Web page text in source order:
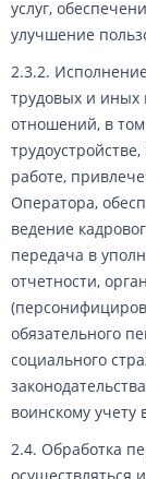
услуг,
улучшение
2.3.2.
трудовых и иных
отношений, в
работе,
Оператора,
ведение
передача в
отчетности,
обязательного
социального
воинскому учету
2.4. Обработка